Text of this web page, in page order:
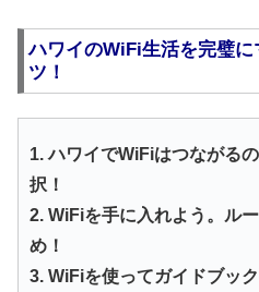
ハワイのWiFi生活を完璧
ツ！
1. ハワイでWiFiはつながる
択！
2. WiFiを手に入れよう。ル
め！
3. WiFiを使ってガイドブッ